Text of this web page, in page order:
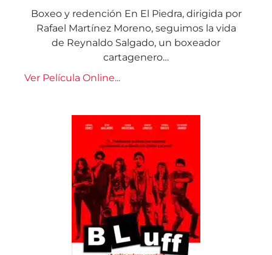
Boxeo y redención En El Piedra, dirigida por
Rafael Martínez Moreno, seguimos la vida
de Reynaldo Salgado, un boxeador
cartagenero…
Ver Película Online...